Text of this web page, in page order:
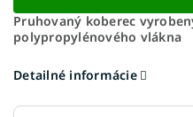
Pruhovaný koberec
polypropylénového vlákna
Detailné informácie